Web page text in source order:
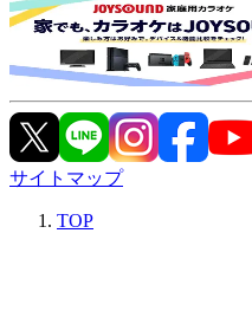
サイトマップ
TOP